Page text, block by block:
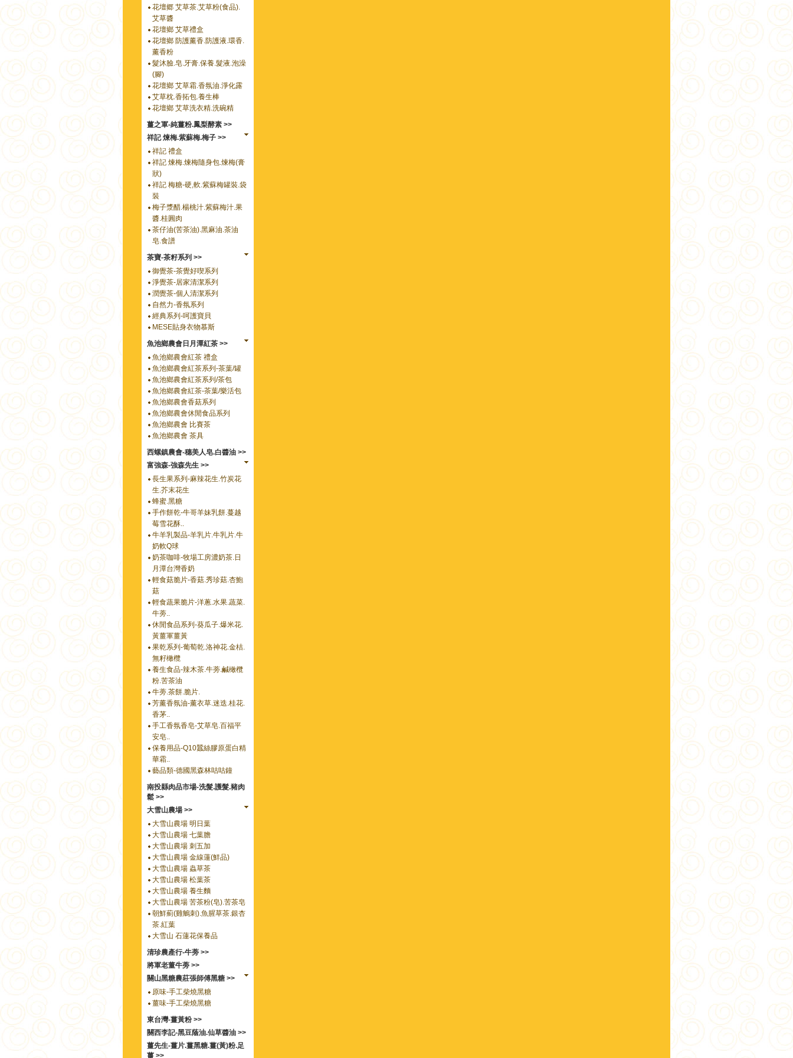
花壇郷 艾草茶.艾草粉(食品).
艾草醬
花壇鄉 艾草禮盒
花壇鄉 防護薰香.防護液.環香.
薰香粉
髮沐臉.皂.牙膏.保養.髮液.泡澡
(腳)
花壇鄉 艾草霜.香氛油.淨化露
艾草枕.香拓包.養生棒
花壇鄉 艾草洗衣精.洗碗精
薑之軍-純薑粉.鳳梨酵素 >>
祥記 煉梅.紫蘇梅.梅子 >>
祥記 禮盒
祥記 煉梅.煉梅隨身包.煉梅(膏
狀)
祥記 梅糖-硬,軟.紫蘇梅罐裝.袋
裝
梅子漿醋.楊桃汁.紫蘇梅汁.果
醬.桂圓肉
茶仔油(苦茶油).黑麻油.茶油
皂.食譜
茶寶-茶籽系列 >>
御覺茶-茶覺好喫系列
淨覺茶-居家清潔系列
潤覺茶-個人清潔系列
自然力-香氛系列
經典系列-呵護寶貝
MESE貼身衣物慕斯
魚池鄉農會日月潭紅茶 >>
魚池鄉農會紅茶 禮盒
魚池鄉農會紅茶系列-茶葉/罐
魚池鄉農會紅茶系列/茶包
魚池鄉農會紅茶-茶葉/樂活包
魚池鄉農會香菇系列
魚池鄉農會休閒食品系列
魚池鄉農會 比賽茶
魚池鄉農會 茶具
西螺鎮農會-穗美人皂.白醬油 >>
富強森-強森先生 >>
長生果系列-麻辣花生.竹炭花
生.芥末花生
蜂蜜.黑糖
手作餅乾-牛哥羊妹乳餅.蔓越
莓雪花酥..
牛羊乳製品-羊乳片.牛乳片.牛
奶軟Q球
奶茶咖啡-牧場工房濃奶茶.日
月潭台灣香奶
輕食菇脆片-香菇.秀珍菇.杏鮑
菇
輕食蔬果脆片-洋蔥.水果.蔬菜.
牛蒡..
休閒食品系列-葵瓜子.爆米花.
黃薑軍薑黃
果乾系列-葡萄乾.洛神花.金桔.
無籽橄欖
養生食品-辣木茶.牛蒡.鹹橄欖
粉.苦茶油
牛蒡.茶餅.脆片.
芳薰香氛油-薰衣草.迷迭.桂花.
香茅..
手工香氛香皂-艾草皂.百福平
安皂..
保養用品-Q10蠶絲膠原蛋白精
華霜..
藝品類-德國黑森林咕咕鐘
南投縣肉品市場-洗髮.護髮.豬肉
鬆 >>
大雪山農場 >>
大雪山農場 明日葉
大雪山農場 七葉膽
大雪山農場 刺五加
大雪山農場 金線蓮(鮮品)
大雪山農場 蟲草茶
大雪山農場 松葉茶
大雪山農場 養生麵
大雪山農場 苦茶粉(皂).苦茶皂
朝鮮薊(雞鵤刺).魚腥草茶.銀杏
茶.紅葉
大雪山 石蓮花保養品
清珍農產行-牛蒡 >>
將軍老董牛蒡 >>
關山黑糖農莊張師傅黑糖 >>
原味-手工柴燒黑糖
薑味-手工柴燒黑糖
東台灣-薑黃粉 >>
關西李記-黑豆蔭油.仙草醬油 >>
薑先生-薑片.薑黑糖.薑(黃)粉.足
薑 >>